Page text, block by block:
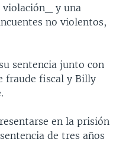
violación_ y una
no violentos,
sentencia junto con
fraude fiscal y Billy
en la prisión
de tres años